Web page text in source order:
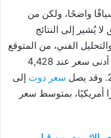
واضحًا، ولكن من
لا يُشير إلى النتائج
الفني، من المتوقع
أن يصل سعر بولكادوت إلى أدنى سعر عند 4,428
سعر دوت إلى
عند 5,124 دولارًا أمريكيًا، بمتوسط ​​سعر